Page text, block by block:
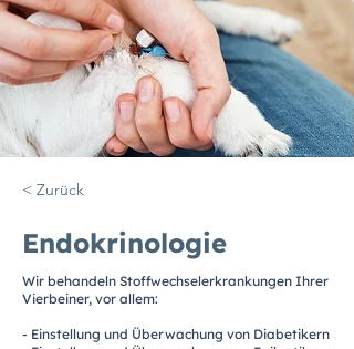
< Zurück
Endokrinologie
Wir behandeln Stoffwechselerkrankungen Ihrer
Vierbeiner, vor allem:
- Einstellung und Überwachung von Diabetikern